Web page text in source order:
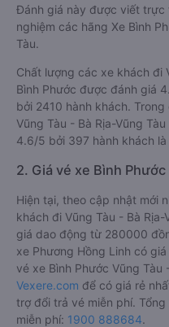
Đánh giá này được viết
nghiệm các hãng Xe Bình
Tàu.
Chất lượng các xe khách đi
Bình Phước được đánh giá
bởi 2410 hành khách.
Vũng Tàu - Bà Rịa-Vũng
4.6/5 bởi 397 hành khách là
2. Giá vé xe Bình
Hiện tại, theo cập nhật mới
khách đi Vũng Tàu - Bà
giá dao động từ 280000
xe Phương Hồng Linh có
vé xe Bình Phước Vũng Tàu
Vexere.com để có giá rẻ
trợ đổi trả vé miễn phí.
miễn phí: 1900 888684.